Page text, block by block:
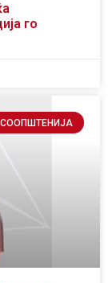
го
СООПШТЕНИЈА